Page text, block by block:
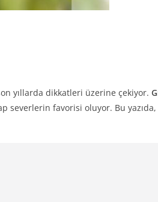
yıllarda dikkatleri üzerine çekiyor.
favorisi oluyor. Bu yazıda,